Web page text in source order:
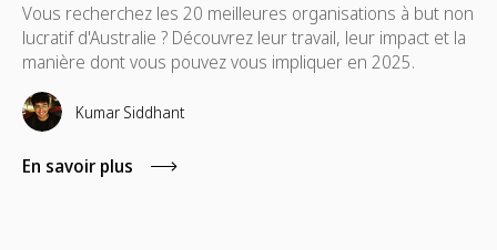
Vous recherchez les 20 meilleures organisations à but non
lucratif d'Australie ? Découvrez leur travail, leur impact et la
manière dont vous pouvez vous impliquer en 2025.
Kumar Siddhant
En savoir plus